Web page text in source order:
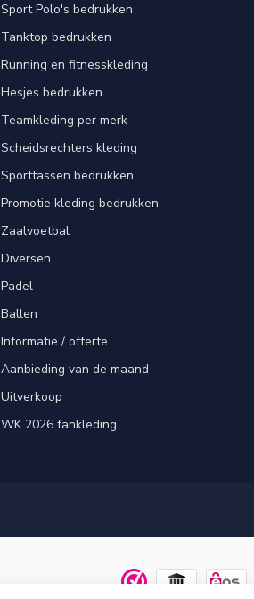
Sport Polo's bedrukken
Tanktop bedrukken
Running en fitnesskleding
Hesjes bedrukken
Teamkleding per merk
Scheidsrechters kleding
Sporttassen bedrukken
Promotie kleding bedrukken
Zaalvoetbal
Diversen
Padel
Ballen
Informatie / offerte
Aanbieding van de maand
Uitverkoop
WK 2026 fankleding